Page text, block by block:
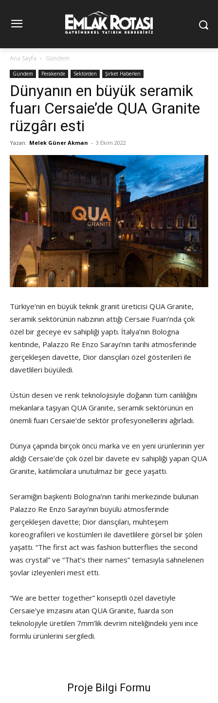
Ana Sayfa Gündem
Gündem Perakende Sektörden Şirket Haberleri
Dünyanın en büyük seramik
fuarı Cersaie’de QUA Granite
rüzgârı esti
Yazan: Melek Güner Akman - 3 Ekim 2022
Türkiye’nin en büyük teknik granit üreticisi QUA Granite,
seramik sektörünün nabzının attığı Cersaie Fuarı’nda çok
özel bir geceye ev sahipliği yaptı. İtalya’nın Bologna
kentinde, Palazzo Re Enzo Sarayı’nın tarihi atmosferinde
gerçekleşen davette, Dior dansçıları özel gösterileri ile
davetlileri büyüledi.
Üstün desen ve renk teknolojisiyle doğanın tüm canlılığını
mekanlara taşıyan QUA Granite, seramik sektörünün en
önemli fuarı Cersaie’de sektör profesyonellerini ağırladı.
Dünya çapında birçok öncü marka ve en yeni ürünlerinin yer
aldığı Cersaie’de çok özel bir davete ev sahipliği yapan QUA
Granite, katılımcılara unutulmaz bir gece yaşattı.
Seramiğin başkenti Bologna’nın tarihi merkezinde bulunan
Palazzo Re Enzo Sarayı’nın büyülü atmosferinde
gerçekleşen davette; Dior dansçıları, muhteşem
koreografileri ve kostümleri ile davetlilere görsel bir şölen
yaşattı. “The first act was fashion butterflies the second
was crystal” ve “That’s their names” temasıyla sahnelenen
şovlar izleyenleri mest etti.
“We are better together” konseptli özel davetiyle
Cersaie’ye imzasını atan QUA Granite, fuarda son
teknolojiyle üretilen 7mm’lik devrim niteliğindeki yeni ince
formlu ürünlerini sergiledi.
Proje Bilgi Formu